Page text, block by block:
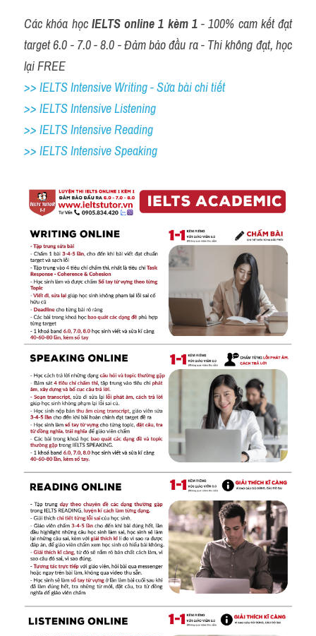
Các khóa học IELTS online 1 kèm 1 - 100% cam kết đạt
target 6.0 - 7.0 - 8.0 - Đảm bảo đầu ra - Thi không đạt, học
lại FREE
>> IELTS Intensive Writing - Sửa bài chi tiết
>> IELTS Intensive Listening
>> IELTS Intensive Reading
>> IELTS Intensive Speaking